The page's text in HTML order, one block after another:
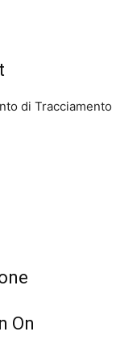
di Tracciamento
On